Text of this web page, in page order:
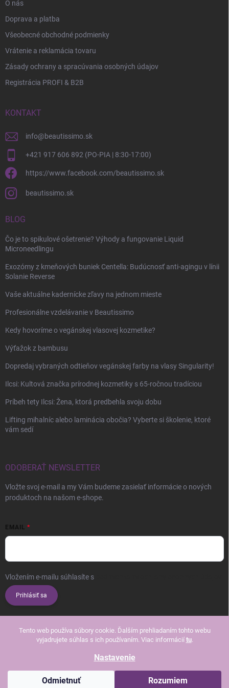
Tento web používa súbory cookie. Ďalším prehliadaním tohto webu
vyjadrujete súhlas s ich používaním. Viac informácií tu.
Nastavenie
Odmietnuť Rozumiem
O nás
Doprava a platba
Všeobecné obchodné podmienky
Vrátenie a reklamácia tovaru
Zásady ochrany a spracúvania osobných údajov
Registrácia PROFI & B2B
KONTAKT
info@beautissimo.sk
+421 917 606 892 (PO-PIA | 8:30-17:00)
https://www.facebook.com/beautissimo.sk
beautissimo.sk
BLOG
Čo je to spikulové ošetrenie? Výhody a fungovanie Liquid
Microneedlingu
Exozómy z kmeňových buniek Centella: Budúcnosť anti-agingu v línii
Solanie Reverse
Vaše aktuálne kadernícke zľavy na jednom mieste
Profesionálne vzdelávanie v Beautissimo
Kedy hovoríme o vegánskej vlasovej kozmetike?
Výťažok z bambusu
Dopredaj vybraných odtieňov vegánskej farby na vlasy Singularity!
Ilcsi: Kultová značka prírodnej kozmetiky s 65-ročnou tradíciou
Príbeh tety Ilcsi: Žena, ktorá predbehla svoju dobu
Lifting mihalníc alebo laminácia obočia? Vyberte si školenie, ktoré
vám sedí
ODOBERAŤ NEWSLETTER
Vložte svoj e-mail a my Vám budeme zasielať informácie o nových
produktoch na našom e-shope.
EMAIL
Vložením e-mailu súhlasíte s
Prihlásiť sa
cookies